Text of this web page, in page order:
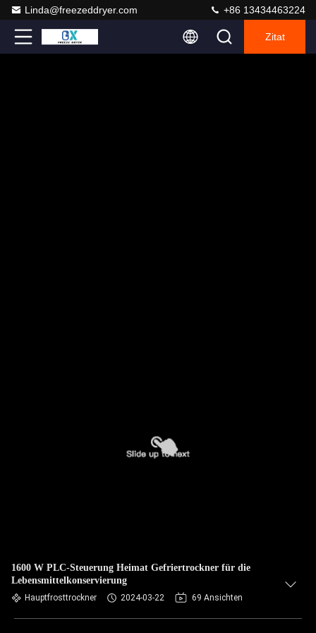
Linda@freezeddryer.com +86 13434463224
Zitat
1600 W PLC-Steuerung Heimat Gefriertrockner für die
Lebensmittelkonservierung
Hauptfrosttrockner 2024-03-22 69 Ansichten